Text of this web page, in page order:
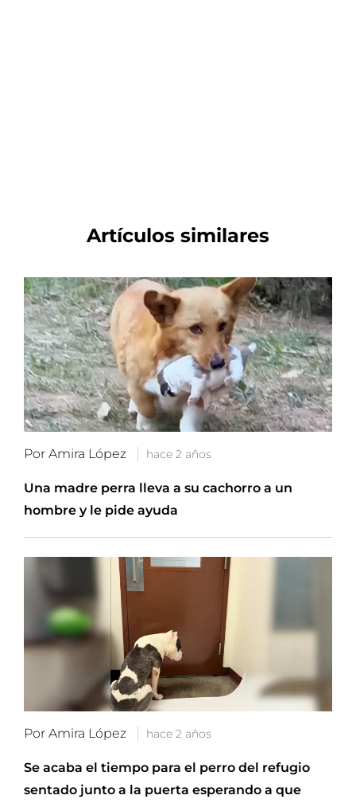
Artículos similares
Por Amira López hace 2 años
Una madre perra lleva a su cachorro a un
hombre y le pide ayuda
Por Amira López hace 2 años
Se acaba el tiempo para el perro del refugio
sentado junto a la puerta esperando a que